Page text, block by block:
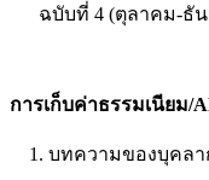
ฉบับที่ 4 (ตุลาคม-ธัน
การเก็บค่าธรรมเนียม/
1. บทความของบุคลา